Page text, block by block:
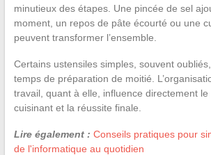
minutieux des étapes. Une pincée de sel
moment, un repos de pâte écourté ou une
peuvent transformer l’ensemble.
Certains ustensiles simples, souvent
temps de préparation de moitié.
travail, quant à elle, influence directement
cuisinant et la réussite finale.
Lire également : Conseils pratiques pour
de l'informatique au quotidien